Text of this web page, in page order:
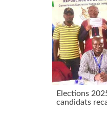
Elections
candidats